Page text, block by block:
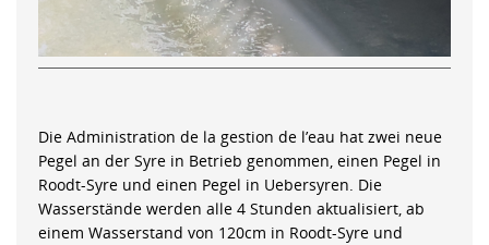
Die Administration de la gestion de l’eau hat zwei neue
Pegel an der Syre in Betrieb genommen, einen Pegel in
Roodt-Syre und einen Pegel in Uebersyren. Die
Wasserstände werden alle 4 Stunden aktualisiert, ab
einem Wasserstand von 120cm in Roodt-Syre und